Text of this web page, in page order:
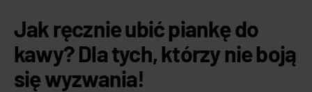
Jak ręcznie ubić piankę do
kawy? Dla tych, którzy nie boją
się wyzwania!